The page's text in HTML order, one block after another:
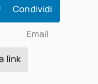
Condividi
Email
lìnk